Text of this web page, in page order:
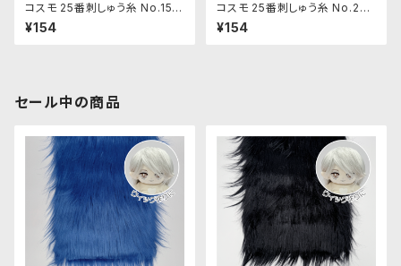
コスモ 25番刺しゅう糸 No.155‾
188
¥154
コスモ 25番刺しゅう糸 No.203
‾236
¥154
セール中の商品